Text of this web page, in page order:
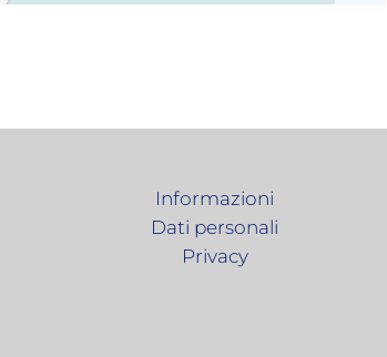
Informazioni
Dati personali
Privacy